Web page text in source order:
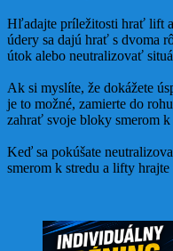
Hľadajte príležitosti hrať lift
údery sa dajú hrať s dvoma
útok alebo neutralizovať
Ak si myslíte, že dokážete
je to možné, zamierte do
zahrať svoje bloky smerom
Keď sa pokúšate
smerom k stredu a lifty